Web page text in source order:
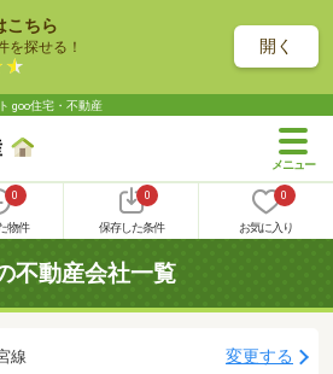
こちら
を探せる！ 開く
goo住宅・不動産
0
物件
0
保存した条件
0
お気に入り
不動産会社一覧
線 変更する